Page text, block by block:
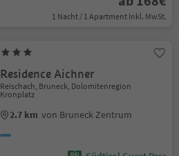
1 Nacht / 1 Apartment Inkl. MwSt.
Residence Aichner
Reischach, Bruneck, Dolomitenregion
Kronplatz
2.7 km von Bruneck Zentrum